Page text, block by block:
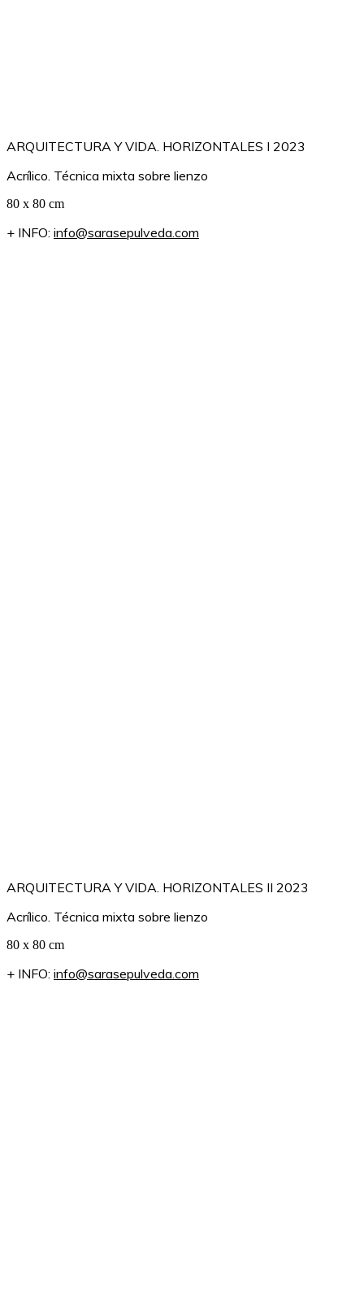
ARQUITECTURA Y VIDA. HORIZONTALES I 2023
Acrílico. Técnica mixta sobre lienzo
80 x 80 cm
+ INFO: info@sarasepulveda.com
ARQUITECTURA Y VIDA. HORIZONTALES II 2023
Acrílico. Técnica mixta sobre lienzo
80 x 80 cm
+ INFO: info@sarasepulveda.com